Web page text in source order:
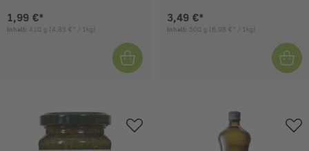
Aktueller Preis:
1,99 €*
Inhalt: 410 g (4,85 €* / 1kg)
Aktueller Preis:
3,49 €*
Inhalt: 500 g (6,98 €* / 1kg)